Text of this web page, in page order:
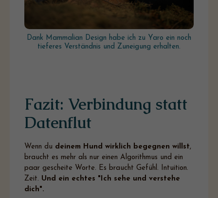
Dank Mammalian Design habe ich zu Yaro ein noch
tieferes Verständnis und Zuneigung erhalten.
Fazit: Verbindung statt
Datenflut
Wenn du deinem Hund wirklich begegnen willst,
braucht es mehr als nur einen Algorithmus und ein
paar gescheite Worte. Es braucht Gefühl. Intuition.
Zeit. Und ein echtes "Ich sehe und verstehe
dich".